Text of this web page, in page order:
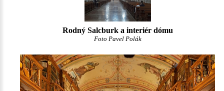
Rodný Salcburk a interiér dómu
Foto Pavel Polák